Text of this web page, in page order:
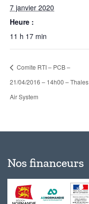
7 janvier 2020
Heure :
11 h 17 min
Comite RTI – PCB –
21/04/2016 – 14h00 – Thales
Air System
Nos financeurs